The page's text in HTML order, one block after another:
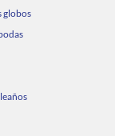
globos